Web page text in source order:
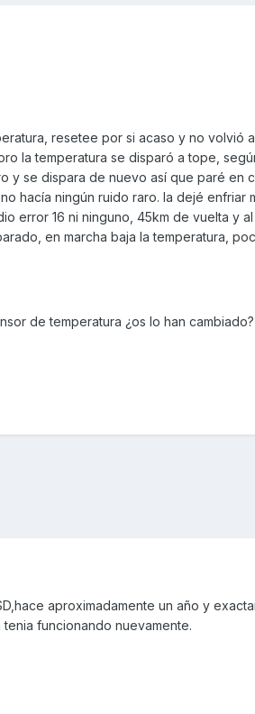
resetee por si acaso y no volvió
la temperatura se disparó a tope,
y se dispara de nuevo así que paré en
hacía ningún ruido raro. la dejé enfriar
error 16 ni ninguno, 45km de vuelta y
en marcha baja la temperatura,
de temperatura ¿os lo han
aproximadamente un año y
funcionando nuevamente.